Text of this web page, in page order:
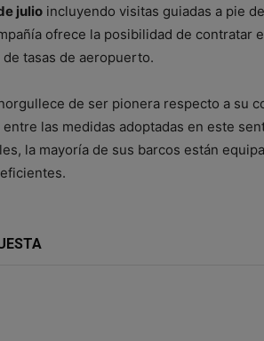
julio incluyendo visitas guiadas a pie
ofrece la posibilidad de contratar
tasas de aeropuerto.
de ser pionera respecto a su
las medidas adoptadas en este
la mayoría de sus barcos están